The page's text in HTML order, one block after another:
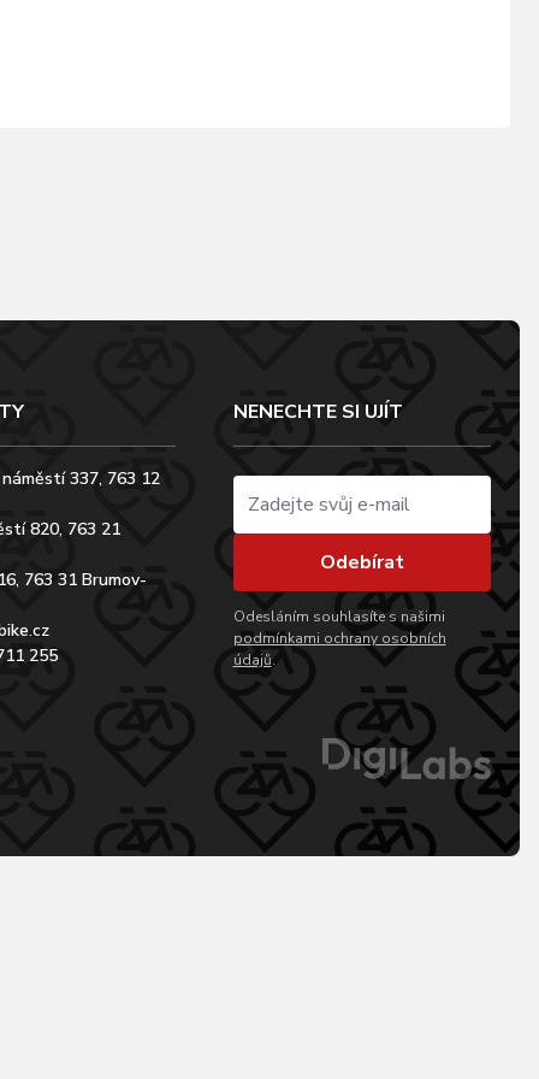
337, 763 12
820, 763 21
763 31 Brumov-
255
NENECHTE SI UJÍT
Odebírat
Odesláním souhlasíte s našimi
podmínkami ochrany osobních
údajů.